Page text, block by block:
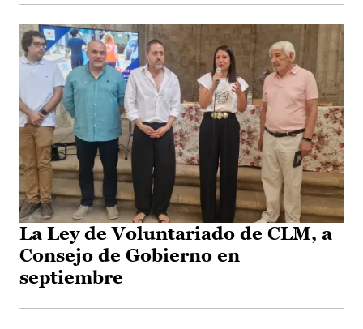
La Ley de Voluntariado de CLM, a
Consejo de Gobierno en
septiembre